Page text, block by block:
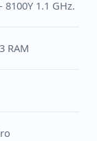
1.1 GHz.
RAM